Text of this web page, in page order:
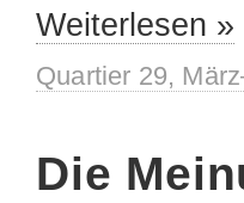
Weiterlesen »
Quartier 29,
Die